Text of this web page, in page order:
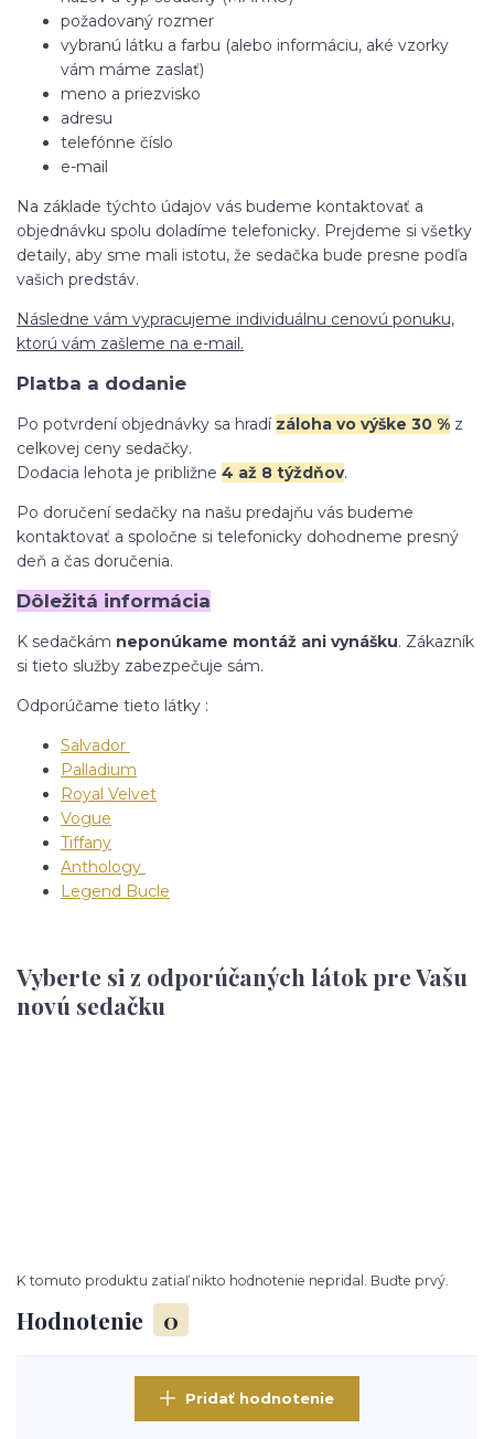
požadovaný rozmer
vybranú látku a farbu (alebo informáciu, aké vzorky
vám máme zaslať)
meno a priezvisko
adresu
telefónne číslo
e-mail
Na základe týchto údajov vás budeme kontaktovať a
objednávku spolu doladíme telefonicky. Prejdeme si všetky
detaily, aby sme mali istotu, že sedačka bude presne podľa
vašich predstáv.
Následne vám vypracujeme individuálnu cenovú ponuku,
ktorú vám zašleme na e-mail.
Platba a dodanie
Po potvrdení objednávky sa hradí záloha vo výške 30 % z
celkovej ceny sedačky.
Dodacia lehota je približne 4 až 8 týždňov.
Po doručení sedačky na našu predajňu vás budeme
kontaktovať a spoločne si telefonicky dohodneme presný
deň a čas doručenia.
Dôležitá informácia
K sedačkám neponúkame montáž ani vynášku. Zákazník
si tieto služby zabezpečuje sám.
Odporúčame tieto látky :
Salvador
Palladium
Royal Velvet
Vogue
Tiffany
Anthology
Legend Bucle
Vyberte si z odporúčaných látok pre Vašu
novú sedačku
Hodnotenie 0
K tomuto produktu zatiaľ nikto hodnotenie nepridal. Buďte prvý.
Pridať hodnotenie